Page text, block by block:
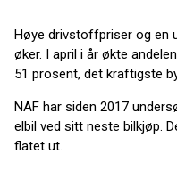
Høye drivstoffpriser og en
øker. I april i år økte
51 prosent, det kraftigste
NAF har siden 2017
elbil ved sitt neste bilkjøp.
flatet ut.